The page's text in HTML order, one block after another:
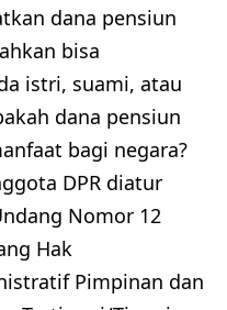
dana pensiun
bisa
istri, suami, atau
dana pensiun
bagi negara?
DPR diatur
Nomor 12
Hak
Pimpinan dan